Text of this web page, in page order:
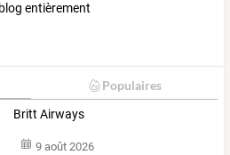
entièrement
Populaires
Britt Airways
9 août 2026